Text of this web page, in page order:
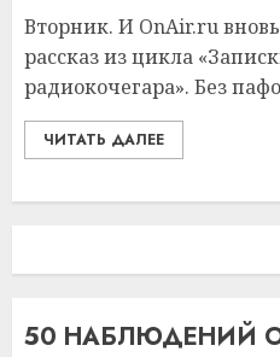
Вторник. И OnAir.ru
рассказ из цикла
радиокочегара». Без
ЧИТАТЬ ДАЛЕЕ
50 НАБЛЮДЕНИЙ